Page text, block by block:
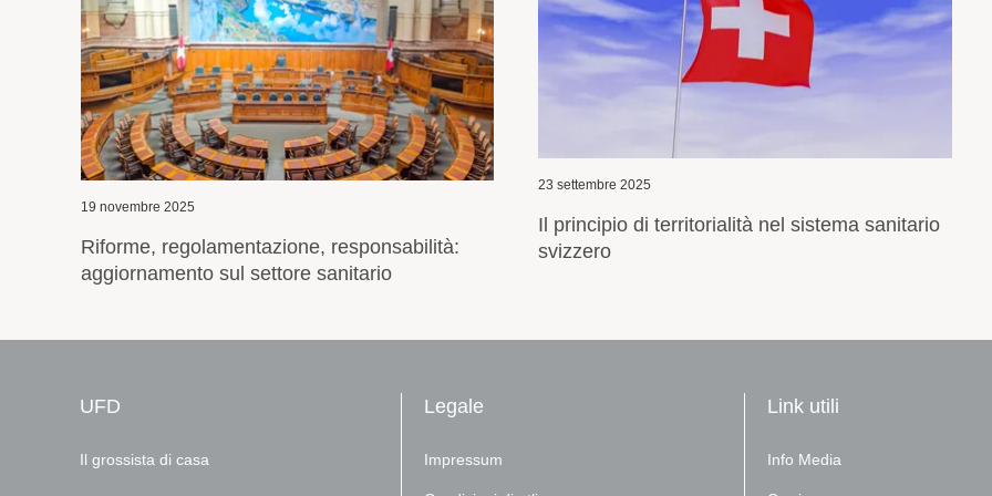
23 settembre 2025
svizzero
La sanità rimane una priorità della politica
svizzera
UFD
Il grossista di casa
Legale
Impressum
Link utili
Info Media